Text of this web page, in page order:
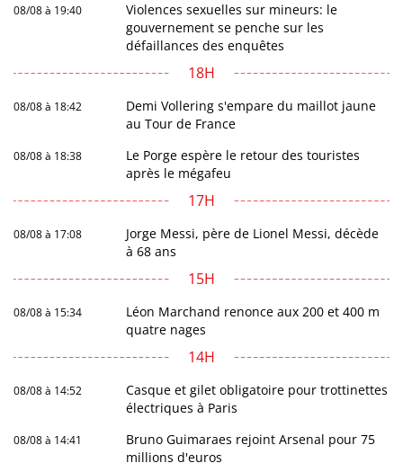
08/08 à 19:40
Violences sexuelles sur mineurs: le
gouvernement se penche sur les
défaillances des enquêtes
18H
08/08 à 18:42
Demi Vollering s'empare du maillot jaune
au Tour de France
08/08 à 18:38
Le Porge espère le retour des touristes
après le mégafeu
17H
08/08 à 17:08
Jorge Messi, père de Lionel Messi, décède
à 68 ans
15H
08/08 à 15:34
Léon Marchand renonce aux 200 et 400 m
quatre nages
14H
08/08 à 14:52
Casque et gilet obligatoire pour trottinettes
électriques à Paris
08/08 à 14:41
Bruno Guimaraes rejoint Arsenal pour 75
millions d'euros